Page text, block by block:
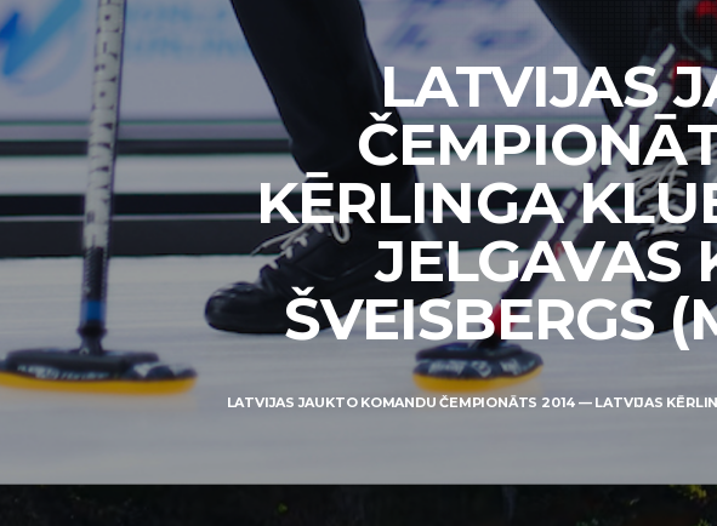
LATVIJAS
KĒRLINGA
JELGAVAS
ŠVEISBERGS
LATVIJAS JAUKTO KOMANDU ČEMPIONĀTS 2014 — LATVIJAS